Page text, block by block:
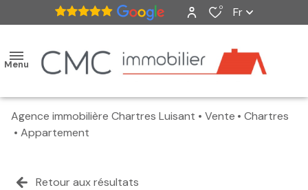
0 Fr
Menu
accueil
Agence immobilière Chartres Luisant Vente
Chartres
Appartement
Retour aux résultats